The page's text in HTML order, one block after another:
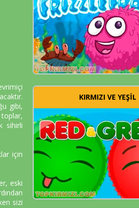
gibi,
toplar,
sihirli
için
eski
sizi
KIRMIZI VE YEŞIL